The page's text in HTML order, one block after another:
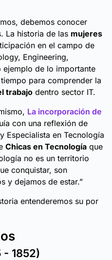
debemos conocer
La historia de las mujeres
en el campo de
Engineering,
ejemplo de lo importante
para comprender la
trabajo dentro sector IT.
La incorporación de
con una reflexión de
Especialista en Tecnología
Chicas en Tecnología que
no es un territorio
conquistar, son
y dejamos de estar.”
entenderemos su por
- 1852)